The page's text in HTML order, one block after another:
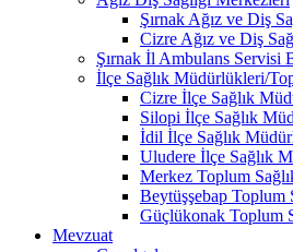
Şırnak Ağız ve Diş
Cizre Ağız ve Diş
Şırnak İl Ambulans Servisi
İlçe Sağlık Müdürlükleri/
Cizre İlçe Sağlık
Silopi İlçe Sağlık
İdil İlçe Sağlık
Uludere İlçe Sağlık
Merkez Toplum
Beytüşşebap Toplum
Güçlükonak Toplum
Mevzuat